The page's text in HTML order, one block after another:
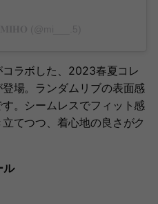
ラボした、2023春夏コレ
場。ランダムリブの表面感
。シームレスでフィット感
てつつ、着心地の良さがク
ル